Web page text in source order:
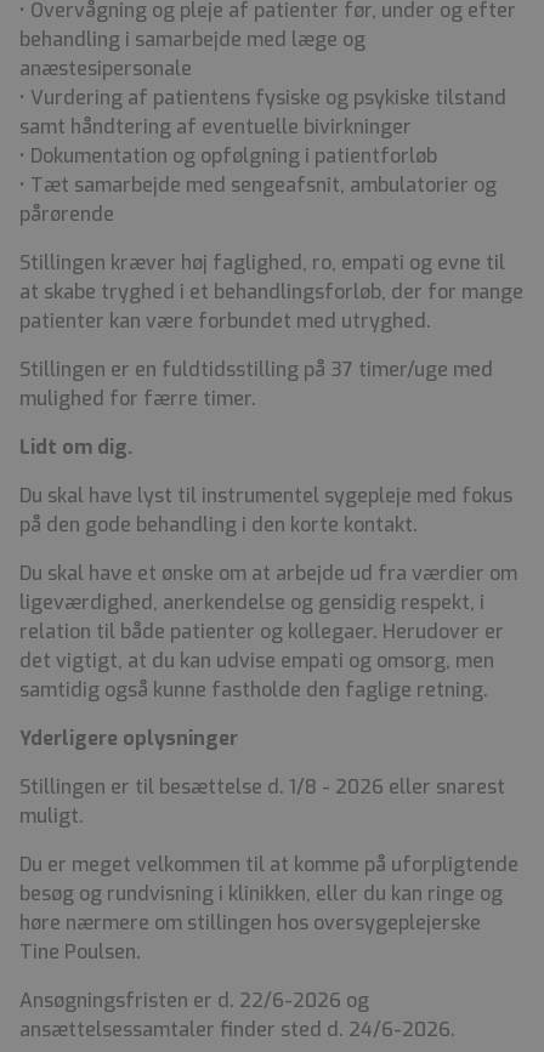
• Overvågning og pleje af patienter før, under og efter
behandling i samarbejde med læge og
anæstesipersonale
• Vurdering af patientens fysiske og psykiske tilstand
samt håndtering af eventuelle bivirkninger
• Dokumentation og opfølgning i patientforløb
• Tæt samarbejde med sengeafsnit, ambulatorier og
pårørende
Stillingen kræver høj faglighed, ro, empati og evne til
at skabe tryghed i et behandlingsforløb, der for mange
patienter kan være forbundet med utryghed.
Stillingen er en fuldtidsstilling på 37 timer/uge med
mulighed for færre timer.
Lidt om dig.
Du skal have lyst til instrumentel sygepleje med fokus
på den gode behandling i den korte kontakt.
Du skal have et ønske om at arbejde ud fra værdier om
ligeværdighed, anerkendelse og gensidig respekt, i
relation til både patienter og kollegaer. Herudover er
det vigtigt, at du kan udvise empati og omsorg, men
samtidig også kunne fastholde den faglige retning.
Yderligere oplysninger
Stillingen er til besættelse d. 1/8 - 2026 eller snarest
muligt.
Du er meget velkommen til at komme på uforpligtende
besøg og rundvisning i klinikken, eller du kan ringe og
høre nærmere om stillingen hos oversygeplejerske
Tine Poulsen.
Ansøgningsfristen er d. 22/6-2026 og
ansættelsessamtaler finder sted d. 24/6-2026.